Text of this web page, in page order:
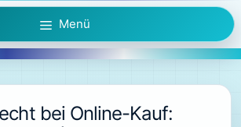
Menü
bei Online-Kauf: